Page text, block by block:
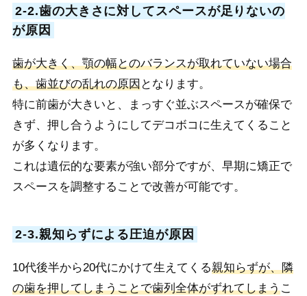
2-2.歯の大きさに対してスペースが足りないの
が原因
歯が大きく、顎の幅とのバランスが取れていない場合
も、歯並びの乱れの原因となります。
特に前歯が大きいと、まっすぐ並ぶスペースが確保で
きず、押し合うようにしてデコボコに生えてくること
が多くなります。
これは遺伝的な要素が強い部分ですが、早期に矯正で
スペースを調整することで改善が可能です。
2-3.親知らずによる圧迫が原因
10代後半から20代にかけて生えてくる親知らずが、隣
の歯を押してしまうことで歯列全体がずれてしまうこ